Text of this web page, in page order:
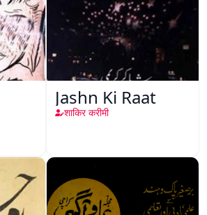
Jashn Ki Raat
शाकिर करीमी